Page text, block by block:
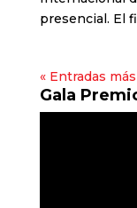
presencial. El
« Entradas
Gala